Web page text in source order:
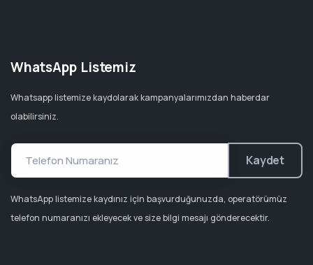
WhatsApp Listemiz
Whatsapp listemize kaydolarak kampanyalarımızdan haberdar
olabilirsiniz.
Kaydet
WhatsApp listemize kaydınız için başvurduğunuzda, operatörümüz
telefon numaranızı ekleyecek ve size bilgi mesajı gönderecektir.